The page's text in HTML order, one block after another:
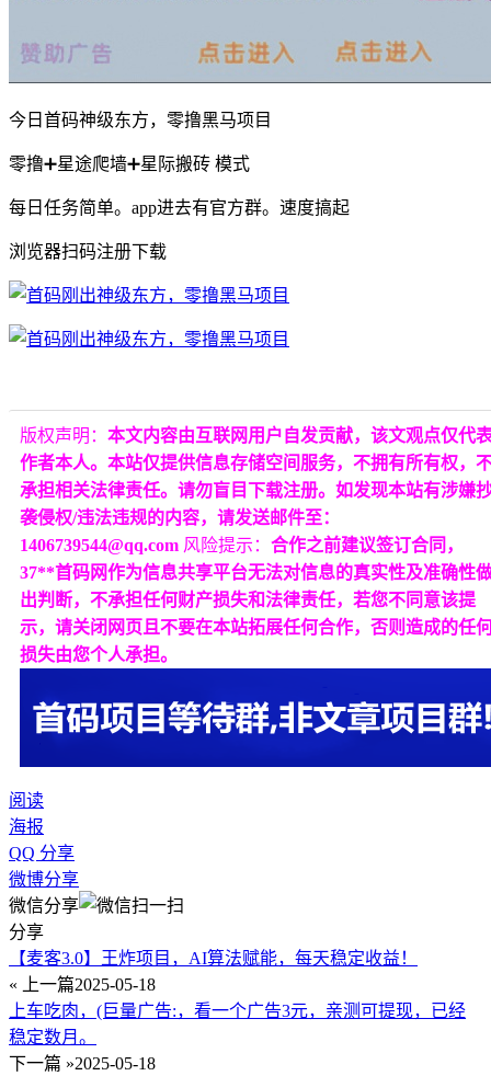
今日首码神级东方，零撸黑马项目
零撸➕星途爬墙➕星际搬砖 模式
每日任务简单。app进去有官方群。速度搞起
浏览器扫码注册下载
版权声明： 本文内容由互联网用户自发贡献，该文观点仅代
作者本人。本站仅提供信息存储空间服务，不拥有所有权，
承担相关法律责任。请勿盲目下载注册。如发现本站有涉嫌
袭侵权/违法违规的内容，请发送邮件至：
1406739544@qq.com 风险提示： 合作之前建议签订合同，
37**首码网作为信息共享平台无法对信息的真实性及准确性
出判断，不承担任何财产损失和法律责任，若您不同意该提
示，请关闭网页且不要在本站拓展任何合作，否则造成的任
损失由您个人承担。
阅读
海报
QQ 分享
微博分享
微信分享
分享
【麦客3.0】王炸项目，AI算法赋能，每天稳定收益！
« 上一篇2025-05-18
上车吃肉，(巨量广告:，看一个广告3元，亲测可提现，已经
稳定数月。
下一篇 »2025-05-18